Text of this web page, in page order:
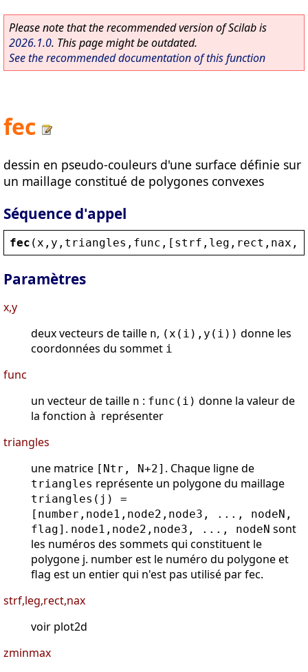
Please note that the recommended version of Scilab is
2026.1.0. This page might be outdated.
See the recommended documentation of this function
fec
dessin en pseudo-couleurs d'une surface définie sur
un maillage constitué de polygones convexes
Séquence d'appel
fec ( x , y , triangles , func ,[ strf , leg , rect , nax ,
Paramètres
x,y
deux vecteurs de taille n, (x(i),y(i)) donne les
coordonnées du sommet i
func
un vecteur de taille n : func(i) donne la valeur de
la fonction à représenter
triangles
une matrice [Ntr, N+2] . Chaque ligne de
triangles représente un polygone du maillage
triangles(j) =
[number,node1,node2,node3, ..., nodeN,
flag] . node1,node2,node3, ..., nodeN sont
les numéros des sommets qui constituent le
polygone j. number est le numéro du polygone et
flag est un entier qui n'est pas utilisé par fec.
strf,leg,rect,nax
voir plot2d
zminmax